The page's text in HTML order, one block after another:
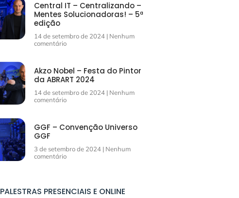
Central IT – Centralizando –
Mentes Solucionadoras! – 5ª
edição
14 de setembro de 2024 Nenhum
comentário
Akzo Nobel – Festa do Pintor
da ABRART 2024
14 de setembro de 2024 Nenhum
comentário
GGF – Convenção Universo
GGF
3 de setembro de 2024 Nenhum
comentário
PALESTRAS PRESENCIAIS E ONLINE